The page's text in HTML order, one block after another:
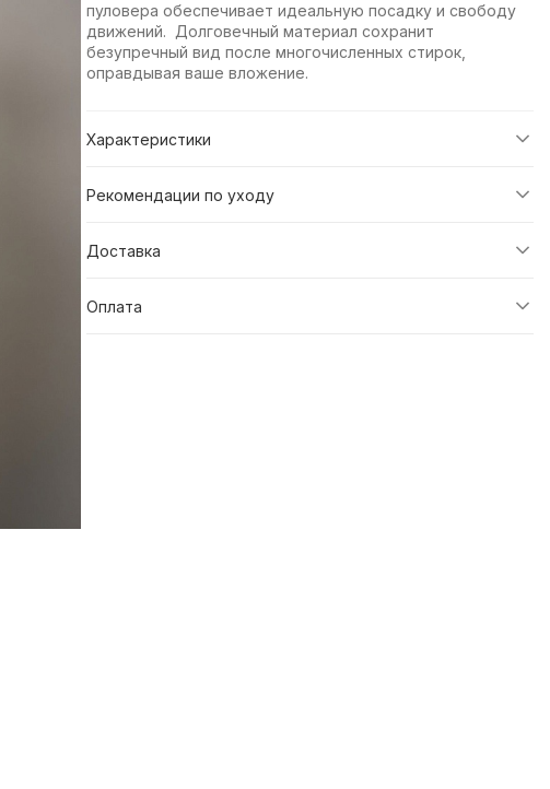
пуловера обеспечивает идеальную посадку и свободу
движений. Долговечный материал сохранит
безупречный вид после многочисленных стирок,
оправдывая ваше вложение.
Характеристики
Рекомендации по уходу
Доставка
Оплата